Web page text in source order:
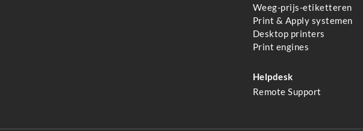
Weeg-prijs-etiketteren
Print & Apply systemen
Desktop printers
Print engines
Helpdesk
Remote Support